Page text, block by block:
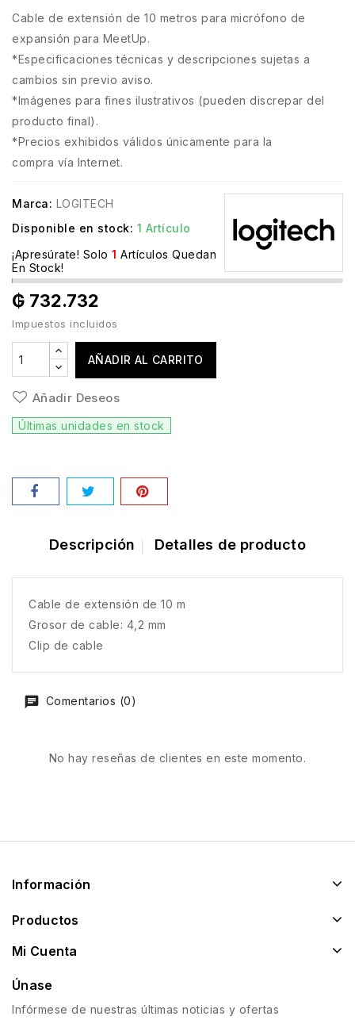
Cable de extensión de 10 metros para micrófono de
expansión para MeetUp.
*Especificaciones técnicas y descripciones sujetas a
cambios sin previo aviso.
*Imágenes para fines ilustrativos (pueden discrepar del
producto final).
*Precios exhibidos válidos únicamente para la
compra vía Internet.
Marca: LOGITECH
Disponible en stock: 1 Artículo
¡Apresúrate! Solo 1 Artículos Quedan
En Stock!
₲ 732.732
Impuestos incluidos
AÑADIR AL CARRITO
Añadir Deseos
Últimas unidades en stock
Descripción Detalles de producto
Cable de extensión de 10 m
Grosor de cable: 4,2 mm
Clip de cable
Comentarios (0)
No hay reseñas de clientes en este momento.
Información
Productos
Mi Cuenta
Únase
Infórmese de nuestras últimas noticias y ofertas